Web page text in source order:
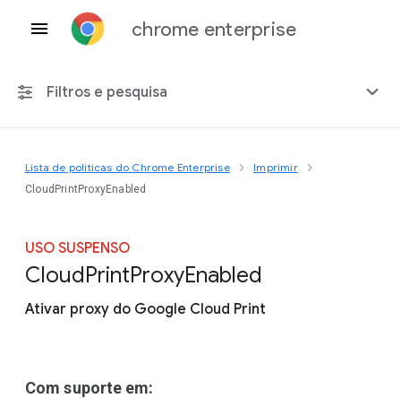
chrome enterprise
Filtros e pesquisa
Qualquer plataforma
Incluir políticas suspensas
Lista de políticas do Chrome Enterprise Imprimir
CloudPrintProxyEnabled
USO SUSPENSO
CloudPrintProxyEnabled
Ativar proxy do Google Cloud Print
Com suporte em: